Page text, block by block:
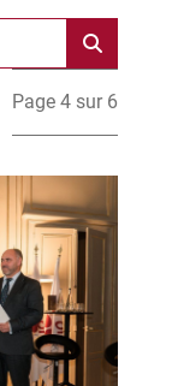
Page 4 sur 6